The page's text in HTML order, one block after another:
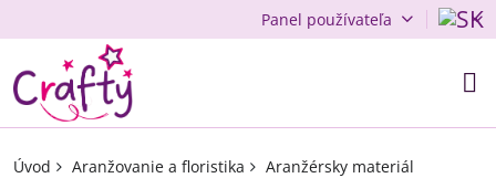
Panel používateľa
Úvod Aranžovanie a floristika
Aranžérsky materiál